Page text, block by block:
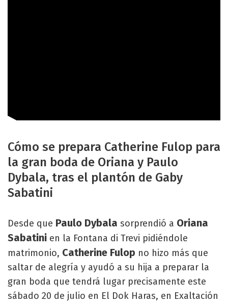
Cómo se prepara Catherine Fulop para
la gran boda de Oriana y Paulo
Dybala, tras el plantón de Gaby
Sabatini
Desde que Paulo Dybala sorprendió a Oriana
Sabatini en la Fontana di Trevi pidiéndole
matrimonio, Catherine Fulop no hizo más que
saltar de alegría y ayudó a su hija a preparar la
gran boda que tendrá lugar precisamente este
sábado 20 de julio en El Dok Haras, en Exaltación